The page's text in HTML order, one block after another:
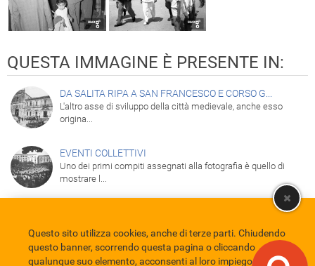
QUESTA IMMAGINE È PRESENTE IN:
DA SALITA RIPA A SAN FRANCESCO E CORSO G...
L'altro asse di sviluppo della città medievale, anche esso
origina...
EVENTI COLLETTIVI
Uno dei primi compiti assegnati alla fotografia è quello di
mostrare l...
Comune di Eboli Servizio Bibliotecario Nazionale
Privacy policy
Credits
Questo sito utilizza cookies, anche di terze parti. Chiudendo
questo banner, scorrendo questa pagina o cliccando
qualunque suo elemento, acconsenti al loro impiego in